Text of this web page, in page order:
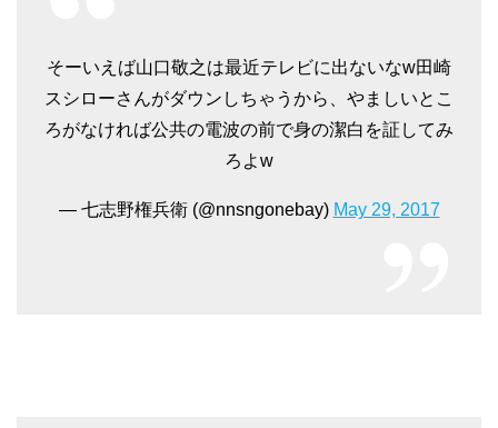
そーいえば山口敬之は最近テレビに出ないなw田崎
スシローさんがダウンしちゃうから、やましいとこ
ろがなければ公共の電波の前で身の潔白を証してみ
ろよw
— 七志野権兵衛 (@nnsngonebay) May 29, 2017